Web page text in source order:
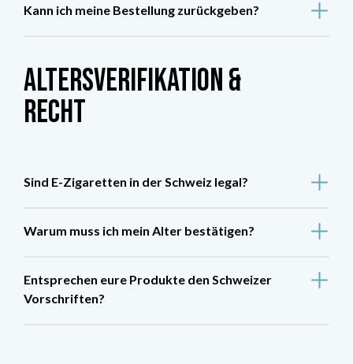
Kann ich meine Bestellung zurückgeben?
Altersverifikation &
Recht
Sind E-Zigaretten in der Schweiz legal?
Warum muss ich mein Alter bestätigen?
Entsprechen eure Produkte den Schweizer
Vorschriften?